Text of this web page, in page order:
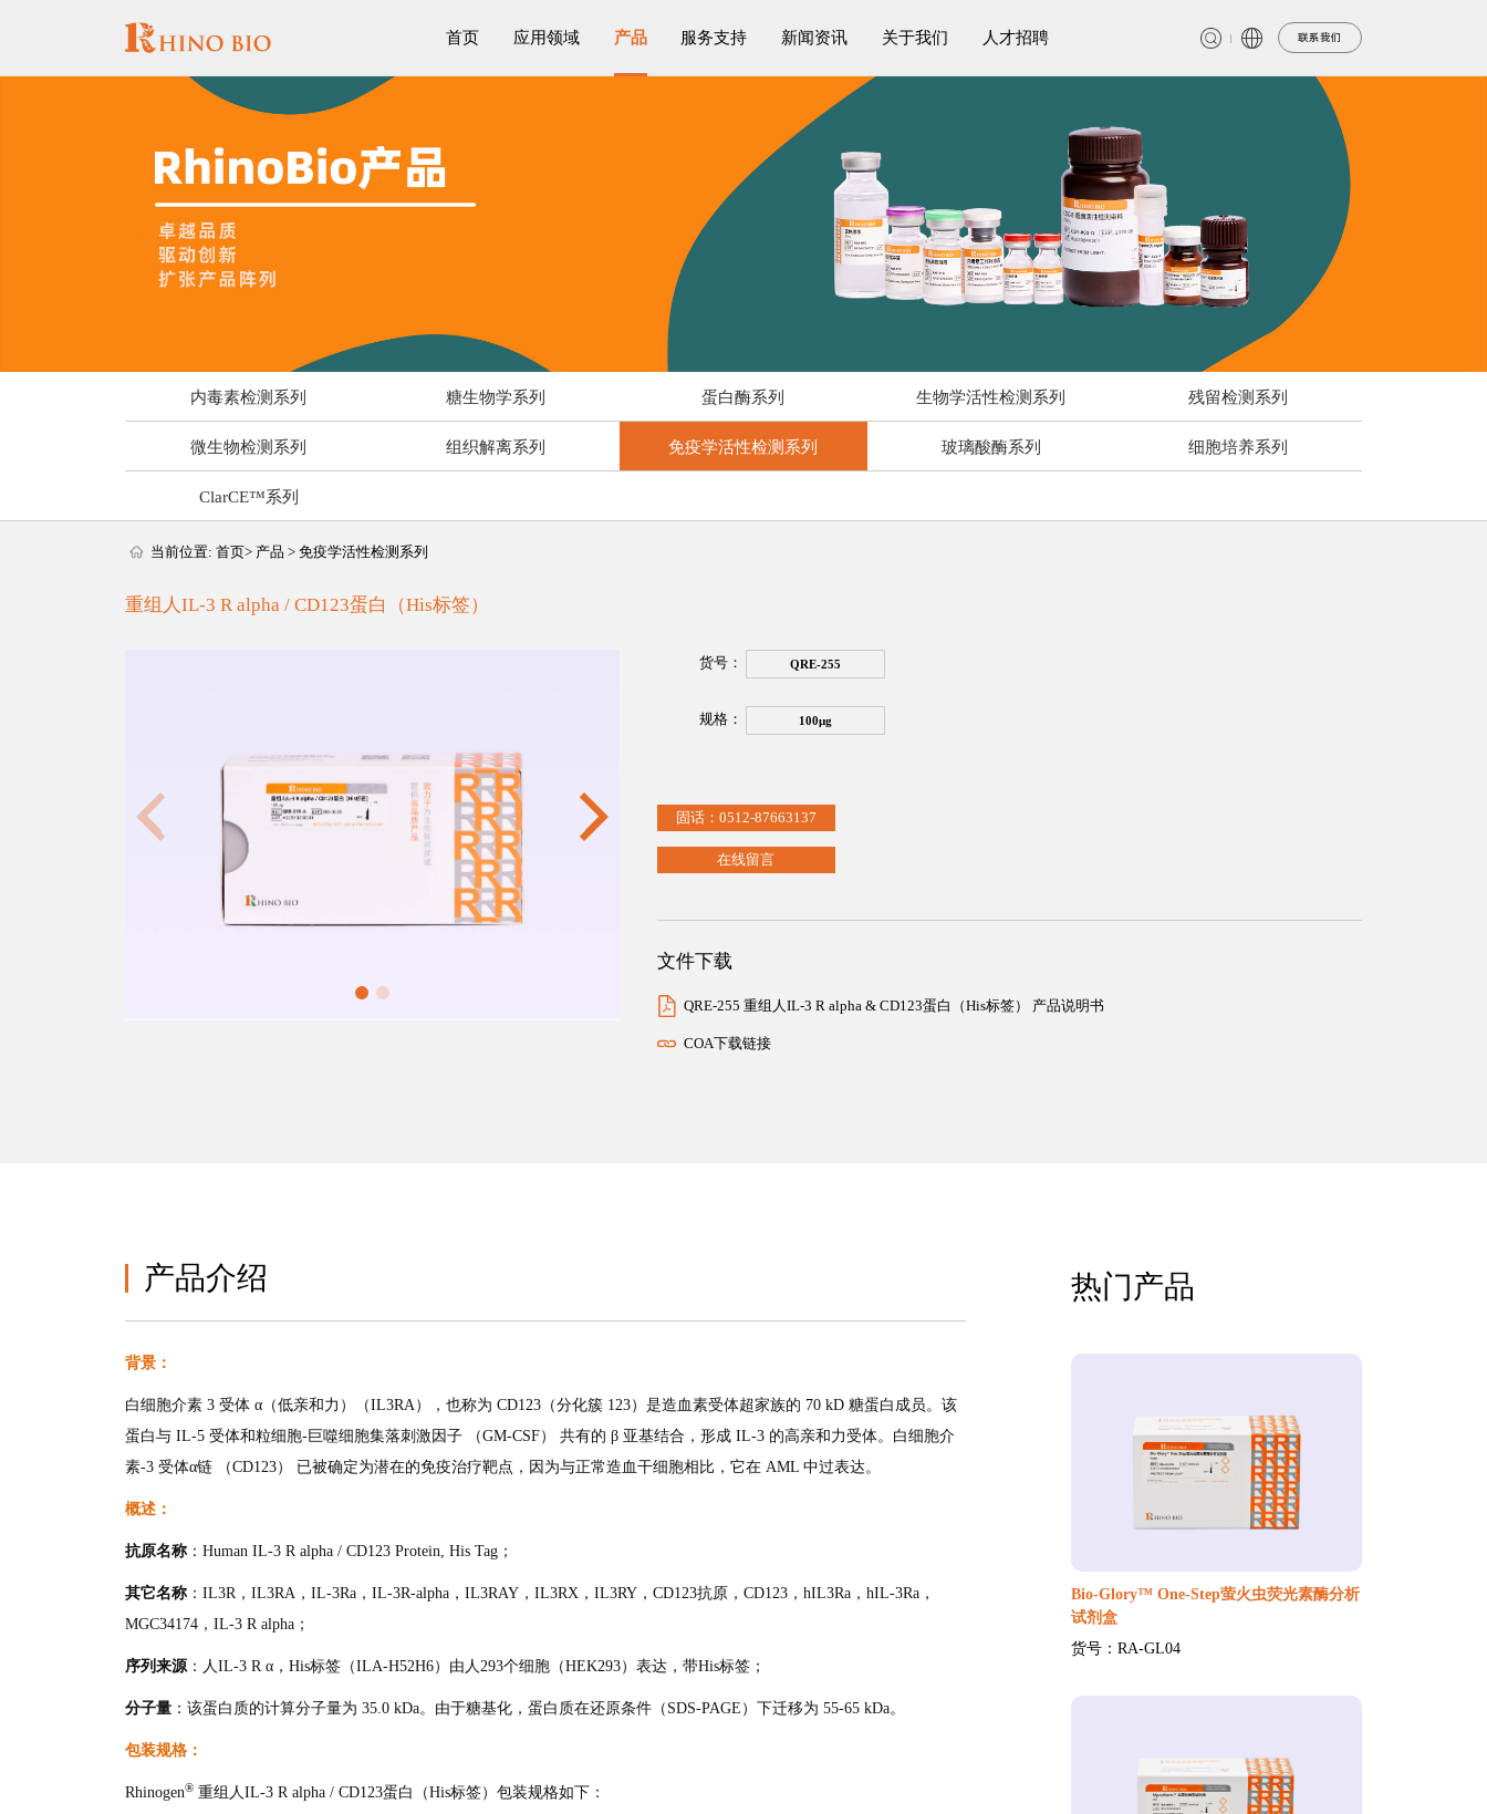
首页 应用领域 产品 服务支持 新闻资讯 关于我们 人才招聘 联系我们
内毒素检测系列 糖生物学系列 蛋白酶系列 生物学活性检测系列 残留检测系列
微生物检测系列 组织解离系列 免疫学活性检测系列 玻璃酸酶系列 细胞培养系列
ClarCE™系列
当前位置:首页> 产品 >免疫学活性检测系列
重组人IL-3 R alpha / CD123蛋白（His标签）
货号： QRE-255
规格： 100μg
固话：0512-87663137
在线留言
文件下载
QRE-255 重组人IL-3 R alpha & CD123蛋白（His标签） 产品说明书
COA下载链接
产品介绍
背景：
白细胞介素 3 受体 α（低亲和力）（IL3RA），也称为 CD123（分化簇 123）是造血素受体超家族的 70 kD 糖蛋白成员。该
蛋白与 IL-5 受体和粒细胞-巨噬细胞集落刺激因子 （GM-CSF） 共有的 β 亚基结合，形成 IL-3 的高亲和力受体。白细胞介
素-3 受体α链 （CD123） 已被确定为潜在的免疫治疗靶点，因为与正常造血干细胞相比，它在 AML 中过表达。
概述：
抗原名称 ：Human IL-3 R alpha / CD123 Protein, His Tag；
其它名称 ：IL3R，IL3RA，IL-3Ra，IL-3R-alpha，IL3RAY，IL3RX，IL3RY，CD123抗原，CD123，hIL3Ra，hIL-3Ra，
MGC34174，IL-3 R alpha；
序列来源：人IL-3 R α，His标签（ILA-H52H6）由人293个细胞（HEK293）表达，带His标签；
分子量 ：该蛋白质的计算分子量为 35.0 kDa。由于糖基化，蛋白质在还原条件（SDS-PAGE）下迁移为 55-65 kDa。
包装规格：
Rhinogen® 重组人IL-3 R alpha / CD123蛋白（His标签）包装规格如下：
热门产品
Bio-Glory™ One-Step萤火虫荧光素酶分析
试剂盒
货号：RA-GL04